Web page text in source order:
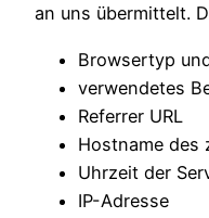
an uns übermittelt.
Browsertyp
verwendetes
Referrer URL
Hostname des
Uhrzeit der
IP-Adresse